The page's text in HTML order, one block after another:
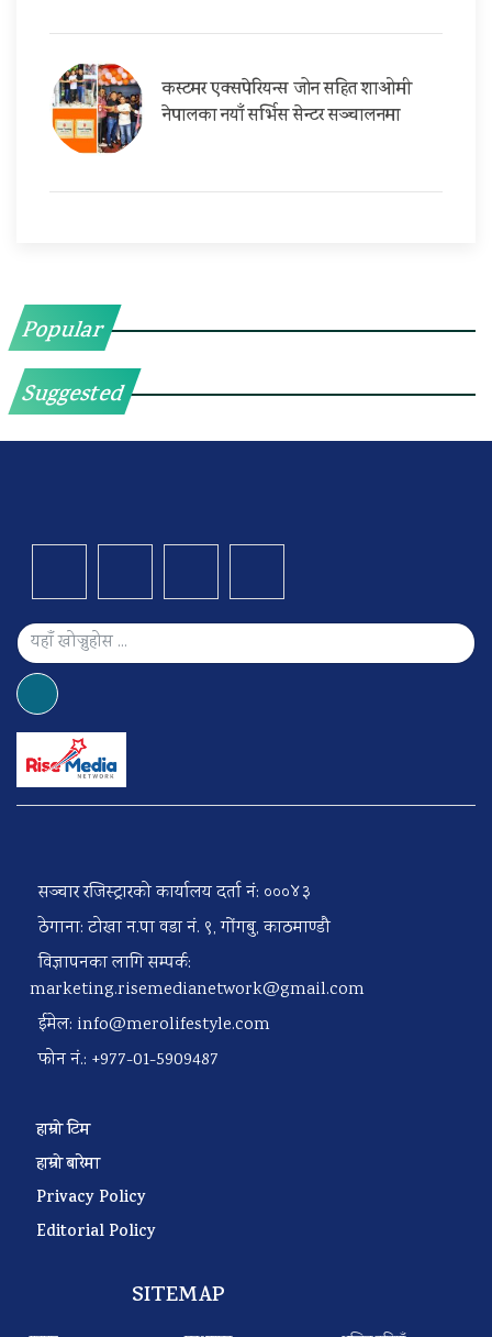
कस्टमर एक्सपेरियन्स जोन सहित शाओमी
नेपालका नयाँ सर्भिस सेन्टर सञ्चालनमा
Popular
Suggested
सञ्चार रजिस्ट्रारको कार्यालय दर्ता नं: ०००४३
ठेगाना: टोखा न.पा वडा नं. ९, गोंगबु, काठमाण्डौ
विज्ञापनका लागि सम्पर्क:
marketing.risemedianetwork@gmail.com
ईमेल: info@merolifestyle.com
फोन नं.: +977-01-5909487
हाम्रो टिम
हाम्रो बारेमा
Privacy Policy
Editorial Policy
SITEMAP